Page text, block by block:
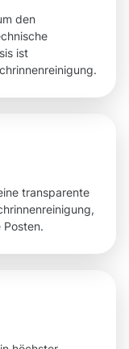
den
ist
transparente